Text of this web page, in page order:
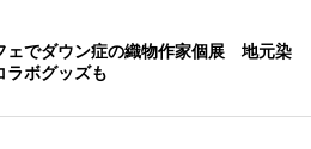
ェでダウン症の織物作家個展 地元染
ラボグッズも